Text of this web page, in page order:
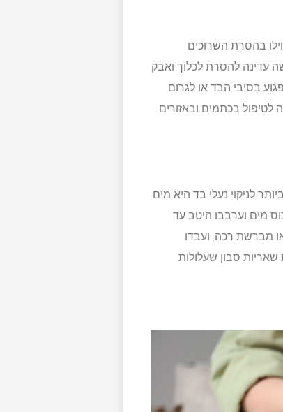
בהסרת השרוכים
עדינה להסרת לכלוך ואבק
בסיבי הבד או לגרום
בכתמים ובאזורים
לניקוי נעלי בד היא מים
מים וערבבו היטב עד
מברשת רכה, ועבדו
סבון שעלולות